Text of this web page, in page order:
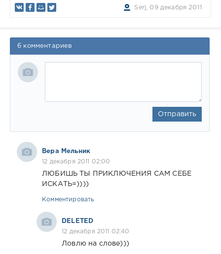
Serj, 09 декабря 2011
6 комментариев
Отправить
Вера Мельник
12 декабря 2011 02:00
ЛЮБИШЬ ТЫ ПРИКЛЮЧЕНИЯ САМ СЕБЕ
ИСКАТЬ=))))
Комментировать
DELETED
12 декабря 2011 02:40
Ловлю на слове)))